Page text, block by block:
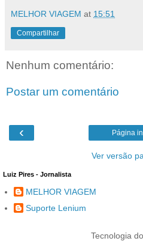
MELHOR VIAGEM at 15:51
Compartilhar
Nenhum comentário:
Postar um comentário
‹ Página
Ver versão
Luiz Pires - Jornalista
MELHOR VIAGEM
Suporte Lenium
Tecnologia do